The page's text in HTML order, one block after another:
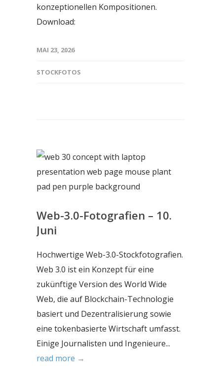
konzeptionellen Kompositionen.
Download:
MAI 23, 2026
STOCKFOTOS
Web-3.0-Fotografien – 10.
Juni
Hochwertige Web-3.0-Stockfotografien.
Web 3.0 ist ein Konzept für eine
zukünftige Version des World Wide
Web, die auf Blockchain-Technologie
basiert und Dezentralisierung sowie
eine tokenbasierte Wirtschaft umfasst.
Einige Journalisten und Ingenieure...
read more →